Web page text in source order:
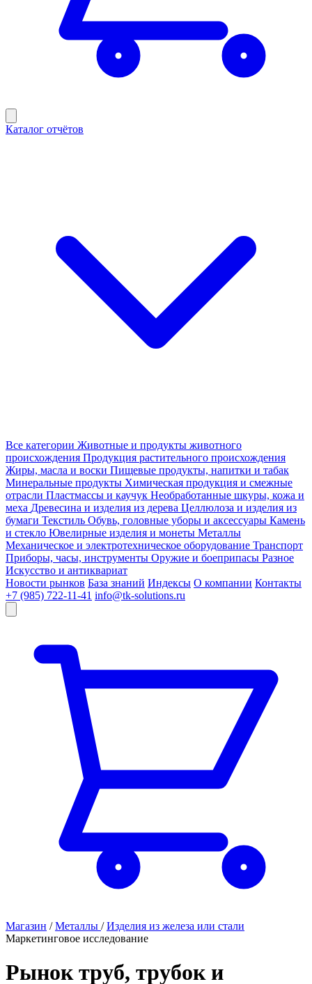
Каталог отчётов
Все категории Животные и продукты животного
происхождения Продукция растительного происхождения
Жиры, масла и воски Пищевые продукты, напитки и табак
Минеральные продукты Химическая продукция и смежные
отрасли Пластмассы и каучук Необработанные шкуры, кожа и
меха Древесина и изделия из дерева Целлюлоза и изделия из
бумаги Текстиль Обувь, головные уборы и аксессуары Камень
и стекло Ювелирные изделия и монеты Металлы
Механическое и электротехническое оборудование Транспорт
Приборы, часы, инструменты Оружие и боеприпасы Разное
Искусство и антиквариат
Новости рынков База знаний Индексы О компании Контакты
+7 (985) 722-11-41 info@tk-solutions.ru
Магазин / Металлы / Изделия из железа или стали
Маркетинговое исследование
Рынок труб, трубок и